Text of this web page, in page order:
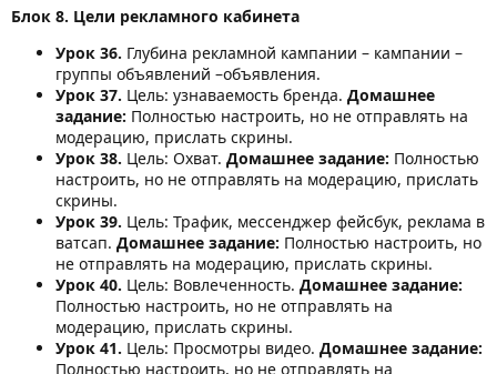
Блок 8. Цели рекламного кабинета
Урок 36. Глубина рекламной кампании – кампании –
группы объявлений –объявления.
Урок 37. Цель: узнаваемость бренда. Домашнее
задание: Полностью настроить, но не отправлять на
модерацию, прислать скрины.
Урок 38. Цель: Охват. Домашнее задание: Полностью
настроить, но не отправлять на модерацию, прислать
скрины.
Урок 39. Цель: Трафик, мессенджер фейсбук, реклама в
ватсап. Домашнее задание: Полностью настроить, но
не отправлять на модерацию, прислать скрины.
Урок 40. Цель: Вовлеченность. Домашнее задание:
Полностью настроить, но не отправлять на
модерацию, прислать скрины.
Урок 41. Цель: Просмотры видео. Домашнее задание:
Полностью настроить, но не отправлять на